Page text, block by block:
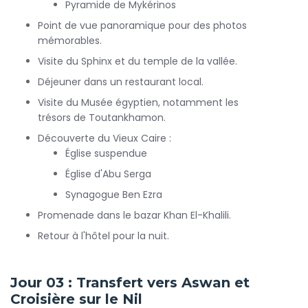
Tours met son expertise à votre service pour vous garantir
des guides francophones certifiés et des hébergements de
qualité. Ne manquez pas l'opportunité de réaliser ce
voyage d'une vie entre Nil et canyons jordaniens.
Pyramide de Mykérinos
Point de vue panoramique pour des photos
mémorables.
Visite du Sphinx et du temple de la vallée.
Déjeuner dans un restaurant local.
Visite du Musée égyptien, notamment les
trésors de Toutankhamon.
Découverte du Vieux Caire :
Église suspendue
Église d'Abu Serga
Synagogue Ben Ezra
Promenade dans le bazar Khan El-Khalili.
Retour à l'hôtel pour la nuit.
Jour 03 : Transfert vers Aswan et
Croisière sur le Nil